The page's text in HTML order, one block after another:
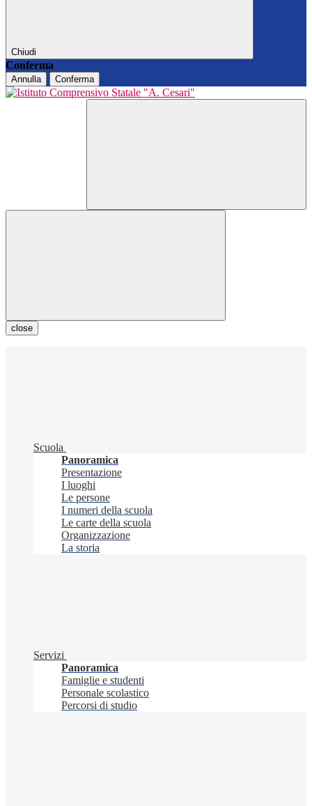
Chiudi
Conferma
Annulla Conferma
close
Scuola
Panoramica
Presentazione
I luoghi
Le persone
I numeri della scuola
Le carte della scuola
Organizzazione
La storia
Servizi
Panoramica
Famiglie e studenti
Personale scolastico
Percorsi di studio